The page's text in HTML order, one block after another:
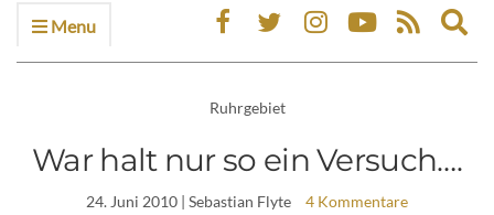
Menu
Ruhrgebiet
War halt nur so ein Versuch….
24. Juni 2010 | Sebastian Flyte 4 Kommentare